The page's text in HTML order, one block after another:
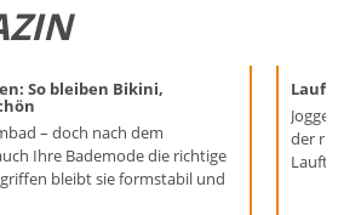
So bleiben Bikini,
– doch nach dem
Ihre Bademode die richtige
bleibt sie formstabil und
der